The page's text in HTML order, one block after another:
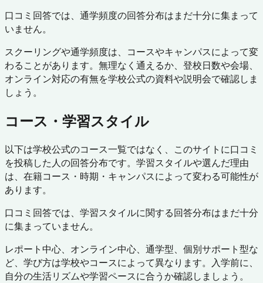
口コミ回答では、通学頻度の回答分布はまだ十分に集まって
いません。
スクーリングや通学頻度は、コースやキャンパスによって変
わることがあります。無理なく通えるか、登校日数や会場、
オンライン対応の有無を学校公式の資料や説明会で確認しま
しょう。
コース・学習スタイル
以下は学校公式のコース一覧ではなく、このサイトに口コミ
を投稿した人の回答分布です。学習スタイルや選んだ理由
は、在籍コース・時期・キャンパスによって変わる可能性が
あります。
口コミ回答では、学習スタイルに関する回答分布はまだ十分
に集まっていません。
レポート中心、オンライン中心、通学型、個別サポート型な
ど、学び方は学校やコースによって異なります。入学前に、
自分の生活リズムや学習ペースに合うか確認しましょう。